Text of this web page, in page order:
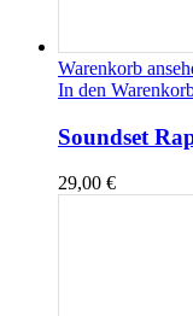
Warenkorb
In den
Soundset
29,00 €